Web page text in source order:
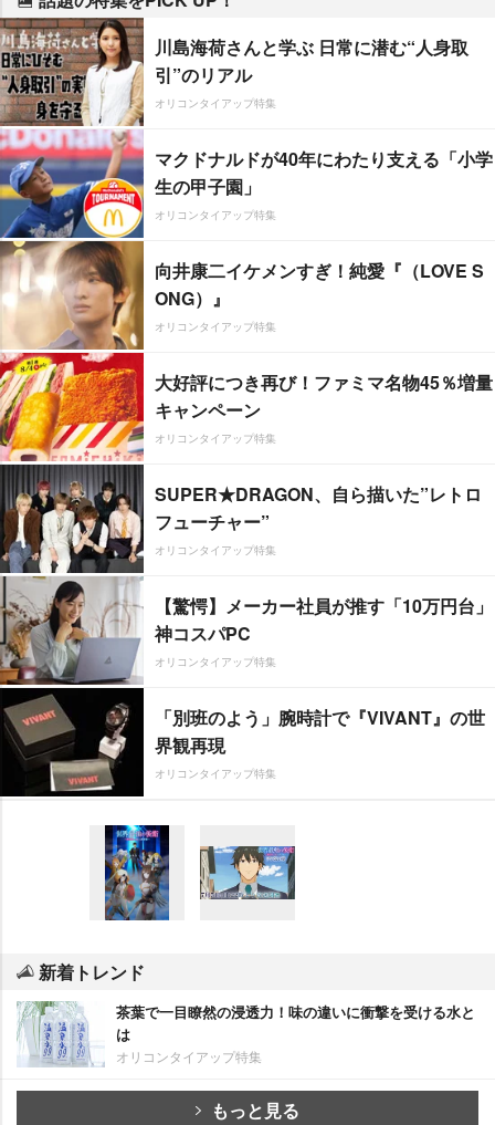
川島海荷さんと学ぶ 日常に潜む“人身取
引”のリアル
オリコンタイアップ特集
マクドナルドが40年にわたり支える「小学
生の甲子園」
オリコンタイアップ特集
向井康二イケメンすぎ！純愛『（LOVE S
ONG）』
オリコンタイアップ特集
大好評につき再び！ファミマ名物45％増量
キャンペーン
オリコンタイアップ特集
SUPER★DRAGON、自ら描いた”レトロ
フューチャー”
オリコンタイアップ特集
【驚愕】メーカー社員が推す「10万円台」
神コスパPC
オリコンタイアップ特集
「別班のよう」腕時計で『VIVANT』の世
界観再現
オリコンタイアップ特集
新着トレンド
茶葉で一目瞭然の浸透力！味の違いに衝撃を受ける水と
は
オリコンタイアップ特集
もっと見る